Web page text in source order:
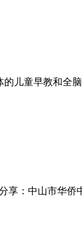
儿童早教和全
享：中山市华侨